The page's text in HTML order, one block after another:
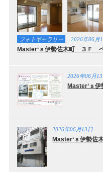
フォトギャラリー 2026年06月
Master‘ｓ伊勢佐木町 ３Ｆ
2026年06月
Master‘ｓ
2026年06月13日
Master‘ｓ伊勢